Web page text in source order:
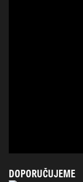
DOPORUČUJEME